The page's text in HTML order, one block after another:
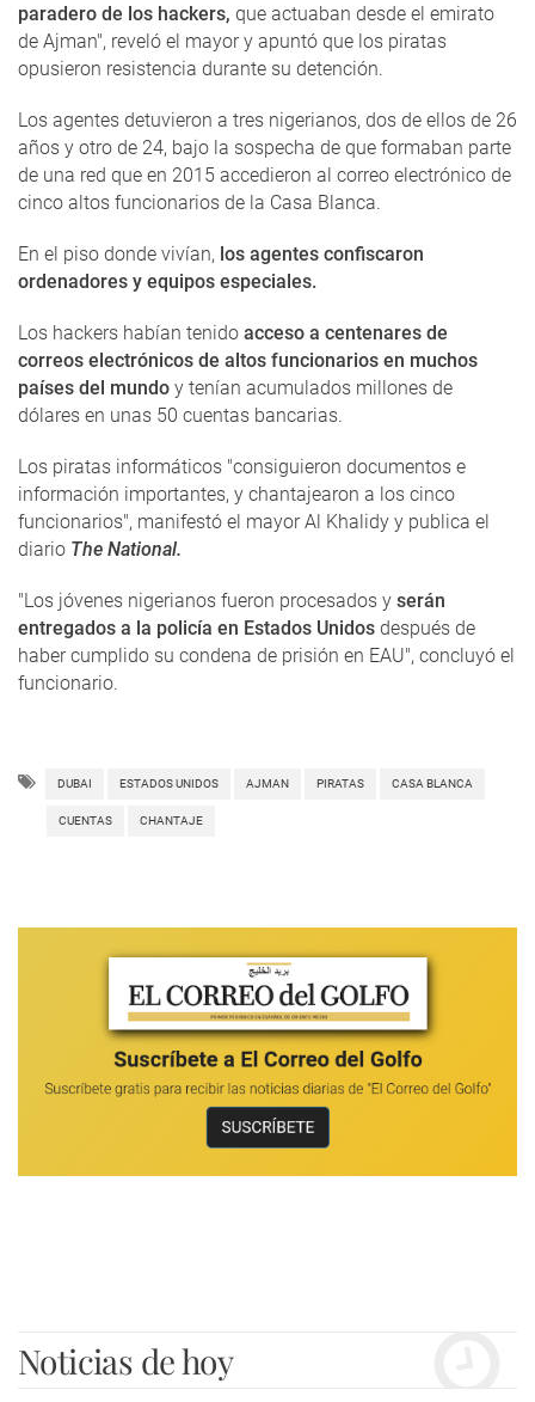
paradero de los hackers, que actuaban desde el emirato
de Ajman", reveló el mayor y apuntó que los piratas
opusieron resistencia durante su detención.
Los agentes detuvieron a tres nigerianos, dos de ellos de 26
años y otro de 24, bajo la sospecha de que formaban parte
de una red que en 2015 accedieron al correo electrónico de
cinco altos funcionarios de la Casa Blanca.
En el piso donde vivían, los agentes confiscaron
ordenadores y equipos especiales.
Los hackers habían tenido acceso a centenares de
correos electrónicos de altos funcionarios en muchos
países del mundo y tenían acumulados millones de
dólares en unas 50 cuentas bancarias.
Los piratas informáticos "consiguieron documentos e
información importantes, y chantajearon a los cinco
funcionarios", manifestó el mayor Al Khalidy y publica el
diario The National.
"Los jóvenes nigerianos fueron procesados ​​y serán
entregados a la policía en Estados Unidos después de
haber cumplido su condena de prisión en EAU", concluyó el
funcionario.
DUBAI ESTADOS UNIDOS AJMAN PIRATAS CASA BLANCA
CUENTAS CHANTAJE
Noticias de hoy